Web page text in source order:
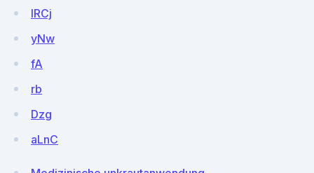
lRCj
yNw
fA
rb
Dzg
aLnC